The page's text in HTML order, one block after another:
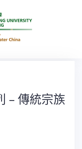
– 傳統宗族